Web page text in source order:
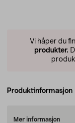
Vi håper du
produkter.
Produktinformasjon
Mer informasjon